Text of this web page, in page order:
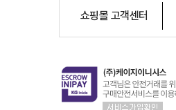
쇼핑몰 고객센터